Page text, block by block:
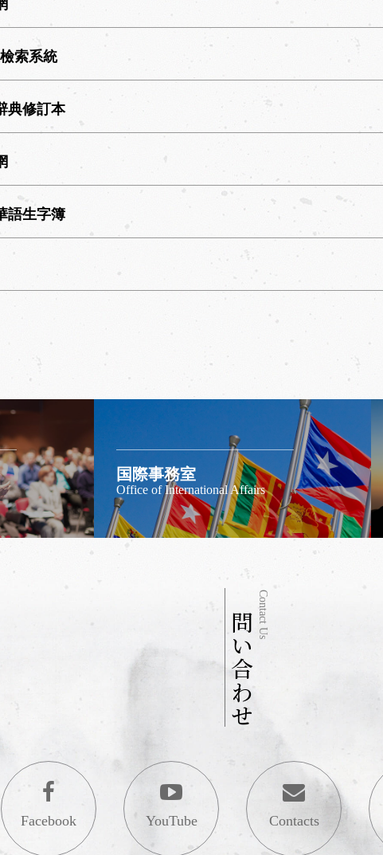
索系統
典修訂本
語生字簿
国際事務室
Office of International Affairs
お問い合わせContact Us
Facebook YouTube Contacts